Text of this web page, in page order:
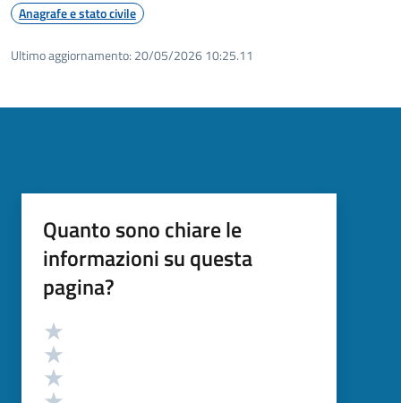
Anagrafe e stato civile
Ultimo aggiornamento: 20/05/2026 10:25.11
Quanto sono chiare le
informazioni su questa
pagina?
Valutazione